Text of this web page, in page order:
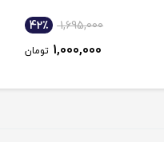
1,695,000 42٪
1,000,000 تومان